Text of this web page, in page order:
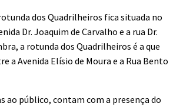
dos Quadrilheiros fica situada no
Dr. Joaquim de Carvalho e a rua Dr.
a rotunda dos Quadrilheiros é a que
a Avenida Elísio de Moura e a Rua Bento
ao público, contam com a presença do